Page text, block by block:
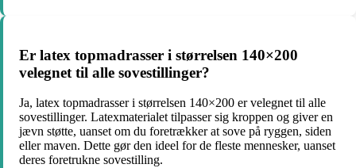
Er latex topmadrasser i størrelsen 140×200
velegnet til alle sovestillinger?
Ja, latex topmadrasser i størrelsen 140×200 er velegnet til alle
sovestillinger. Latexmaterialet tilpasser sig kroppen og giver en
jævn støtte, uanset om du foretrækker at sove på ryggen, siden
eller maven. Dette gør den ideel for de fleste mennesker, uanset
deres foretrukne sovestilling.